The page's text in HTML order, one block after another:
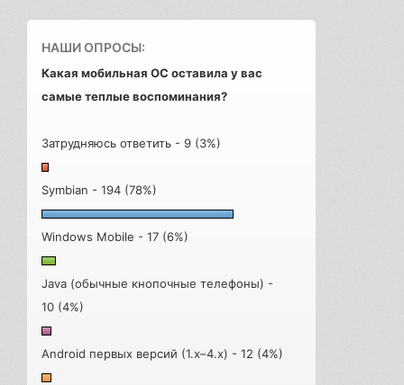
НАШИ ОПРОСЫ:
Какая мобильная ОС оставила у вас
самые теплые воспоминания?
Затрудняюсь ответить - 9 (3%)
Symbian - 194 (78%)
Windows Mobile - 17 (6%)
Java (обычные кнопочные телефоны) -
10 (4%)
Android первых версий (1.x–4.x) - 12 (4%)